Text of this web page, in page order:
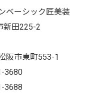
ベーシック匠美装
新田225-2
阪市東町553-1
3680
3688